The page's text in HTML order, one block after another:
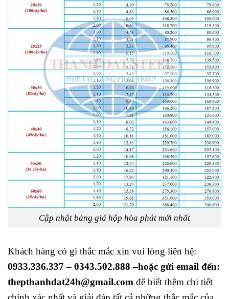
Cập nhật bảng giá hộp hòa phát mới nhất
Khách hàng có gì thắc mắc xin vui lòng liên hệ:
0933.336.337 – 0343.502.888 –hoặc gửi email đến:
thepthanhdat24h@gmail.com để biết thêm chi tiết